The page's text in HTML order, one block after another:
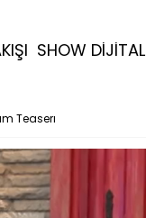
SHOW DİJİTAL
Teaserı